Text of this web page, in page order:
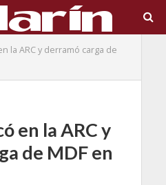
la ARC y derramó carga de
en la ARC y
de MDF en